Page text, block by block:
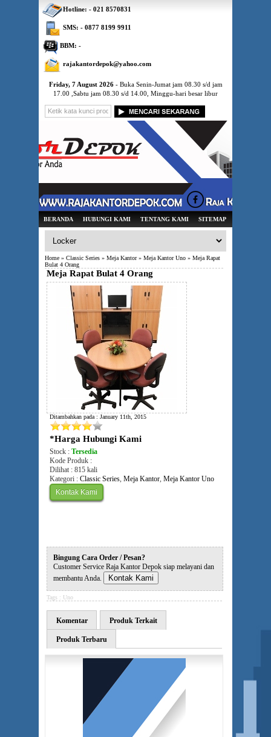
Friday, 7 August 2026- Buka Senin-Jumat jam 08.30 s/d jam
17.00 ,Sabtu jam 08.30 s/d 14.00, Minggu-hari besar libur
BERANDA HUBUNGI KAMI TENTANG KAMI SITEMAP
Home » Classic Series » Meja Kantor» Meja Kantor Uno » Meja Rapat
Bulat 4 Orang
Meja Rapat Bulat 4 Orang
Ditambahkan pada : January 11th, 2015
*Harga Hubungi Kami
Stock : Tersedia
Kode Produk :
Dilihat : 815 kali
Kategori : Classic Series, Meja Kantor, Meja Kantor Uno
Kontak Kami
Bingung Cara Order / Pesan?
Customer Service Raja Kantor Depok siap melayani dan
membantu Anda.
Kontak Kami
Tags : Uno
Komentar Produk Terkait
Produk Terbaru
Hotline: - 021 8570831
SMS: - 0877 8199 9911
BBM: -
rajakantordepok@yahoo.com